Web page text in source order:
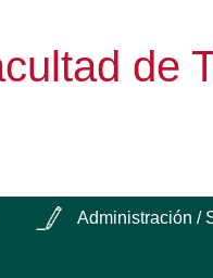
de
Administración /